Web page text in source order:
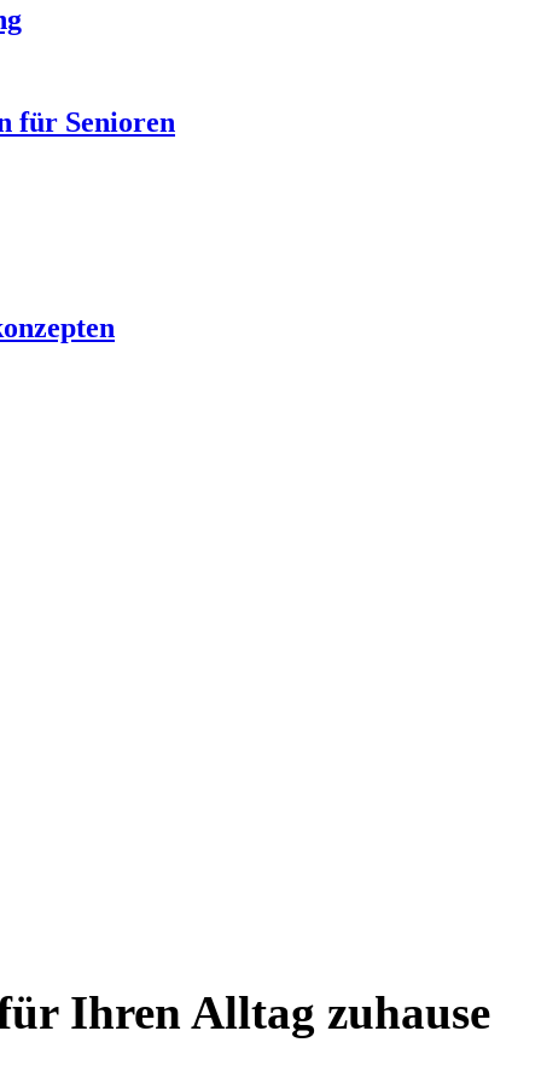
für Senioren
Ihren Alltag zuhause